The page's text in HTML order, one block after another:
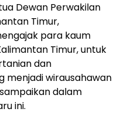
Dewan Perwakilan
Timur,
para kaum
Timur, untuk
dan
wirausahawan
dalam
ini.